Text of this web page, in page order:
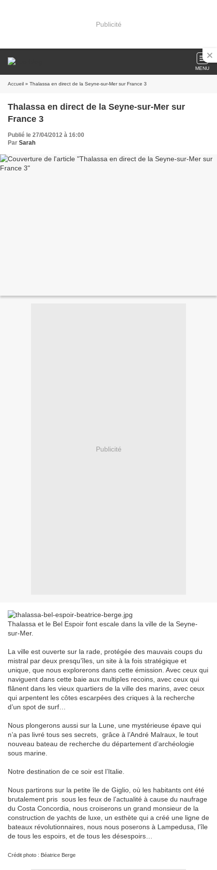
Publicité
MENU
Accueil » Thalassa en direct de la Seyne-sur-Mer sur France 3
Thalassa en direct de la Seyne-sur-Mer sur
France 3
Publié le 27/04/2012 à 16:00
Par Sarah
Publicité
Thalassa et le Bel Espoir font escale dans la ville de la Seyne-
sur-Mer.
La ville est ouverte sur la rade, protégée des mauvais coups du
mistral par deux presqu’îles, un site à la fois stratégique et
unique, que nous explorerons dans cette émission. Avec ceux qui
naviguent dans cette baie aux multiples recoins, avec ceux qui
flânent dans les vieux quartiers de la ville des marins, avec ceux
qui arpentent les côtes escarpées des criques à la recherche
d’un spot de surf…
Nous plongerons aussi sur la Lune, une mystérieuse épave qui
n’a pas livré tous ses secrets, grâce à l’André Malraux, le tout
nouveau bateau de recherche du département d’archéologie
sous marine.
Notre destination de ce soir est l’Italie.
Nous partirons sur la petite île de Giglio, où les habitants ont été
brutalement pris sous les feux de l’actualité à cause du naufrage
du Costa Concordia, nous croiserons un grand monsieur de la
construction de yachts de luxe, un esthète qui a créé une ligne de
bateaux révolutionnaires, nous nous poserons à Lampedusa, l’île
de tous les espoirs, et de tous les désespoirs…
Crédit photo : Béatrice Berge